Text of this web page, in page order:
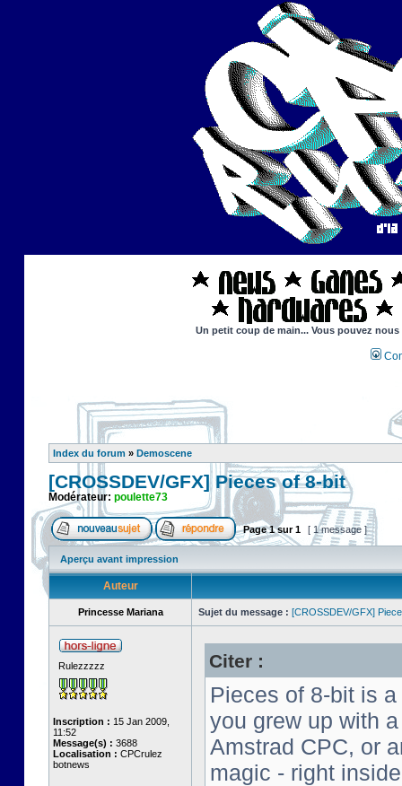
Un petit coup de main... Vous pouvez
Index du forum » Demoscene
[CROSSDEV/GFX] Pieces of 8-bit
Modérateur: poulette73
Page1sur1 [ 1 message ]
Aperçu avant impression
Auteur
Princesse Mariana Sujet du message : [CROSSDEV/GFX]
Rulezzzzz
Inscription : 15 Jan 2009,
11:52
Message(s) : 3688
Localisation : CPCrulez
botnews
Citer :
Pieces of 8-bit is
you grew up with
Amstrad CPC, or
magic - right